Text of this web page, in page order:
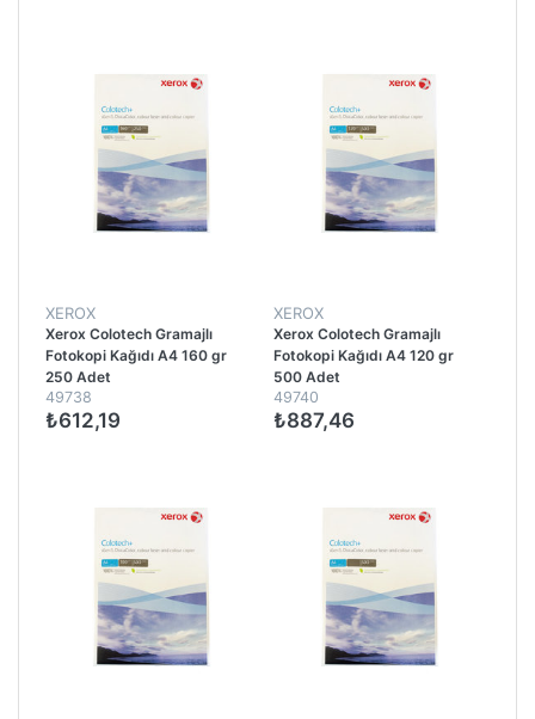
XEROX
Xerox Colotech Gramajlı
Fotokopi Kağıdı A4 160 gr
250 Adet
49738
₺612,19
XEROX
Xerox Colotech Gramajlı
Fotokopi Kağıdı A4 120 gr
500 Adet
49740
₺887,46